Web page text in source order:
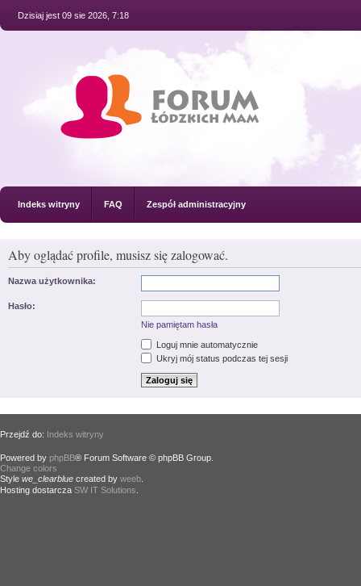
Dzisiaj jest 09 sie 2026, 7:18
Indeks witryny FAQ Zespół administracyjny
Aby oglądać profile, musisz się zalogować.
Nazwa użytkownika:
Hasło:
Nie pamiętam hasła
Loguj mnie automatycznie
Ukryj mój status podczas tej sesji
Przejdź do: Indeks witryny
Powered by phpBB® Forum Software © phpBB Group.
Change colors
Style we_clearblue created by weeb
Hosting dostarcza SW IT Solutions